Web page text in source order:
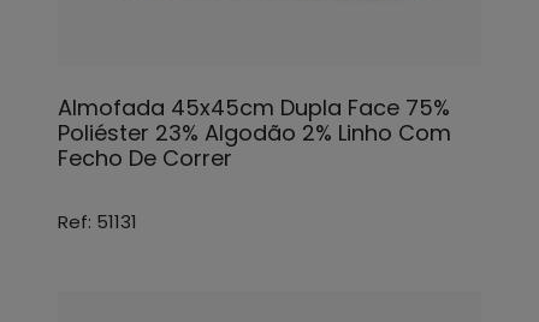
Almofada 45x45cm Dupla Face 75%
Poliéster 23% Algodão 2% Linho Com
Fecho De Correr
Ref: 51131